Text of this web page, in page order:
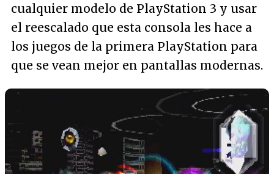
cualquier modelo de PlayStation 3 y usar
el reescalado que esta consola les hace a
los juegos de la primera PlayStation para
que se vean mejor en pantallas modernas.